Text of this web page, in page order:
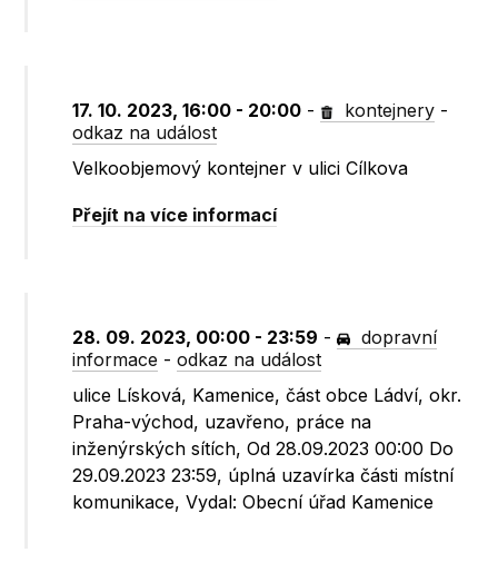
17. 10. 2023, 16:00 - 20:00 - kontejnery -
odkaz na událost
Velkoobjemový kontejner v ulici Cílkova
Přejít na více informací
28. 09. 2023, 00:00 - 23:59 -
dopravní
informace -odkaz na událost
ulice Lísková, Kamenice, část obce Ládví, okr.
Praha-východ, uzavřeno, práce na
inženýrských sítích, Od 28.09.2023 00:00 Do
29.09.2023 23:59, úplná uzavírka části místní
komunikace, Vydal: Obecní úřad Kamenice